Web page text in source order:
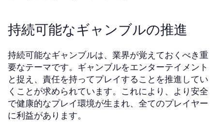
持続可能なギャンブルの推進
持続可能なギャンブルは、業界が覚えておくべき重
要なテーマです。ギャンブルをエンターテイメント
と捉え、責任を持ってプレイすることを推進してい
くことが求められています。これにより、より安全
で健康的なプレイ環境が生まれ、全てのプレイヤー
に利益があります。